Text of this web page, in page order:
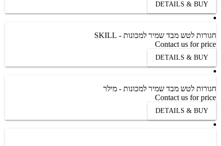
DETAILS & BUY
חגורות לטש מבד שמיר למכונות - SKILL
Contact us for price
DETAILS & BUY
חגורות לטש מבד שמיר למכונות - מילר
Contact us for price
DETAILS & BUY